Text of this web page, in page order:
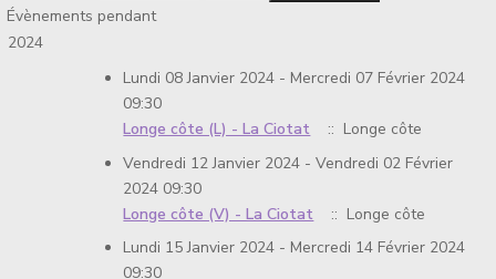
Évènements pendant
2024
Lundi 08 Janvier 2024 - Mercredi 07 Février 2024
09:30
Longe côte (L) - La Ciotat
:: Longe côte
Vendredi 12 Janvier 2024 - Vendredi 02 Février
2024 09:30
Longe côte (V) - La Ciotat
:: Longe côte
Lundi 15 Janvier 2024 - Mercredi 14 Février 2024
09:30